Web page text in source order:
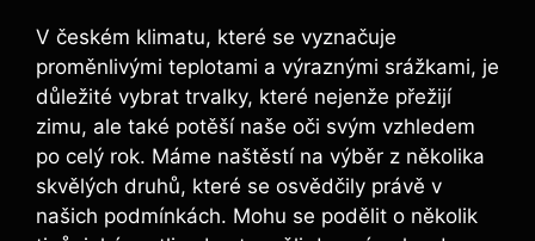
V českém klimatu, které se vyznačuje
proměnlivými teplotami a výraznými srážkami, je
důležité vybrat trvalky, které nejenže přežijí
zimu, ale také potěší naše oči svým vzhledem
po celý rok. Máme naštěstí na výběr z několika
skvělých druhů, které se osvědčily právě v
našich podmínkách. Mohu se podělit o několik